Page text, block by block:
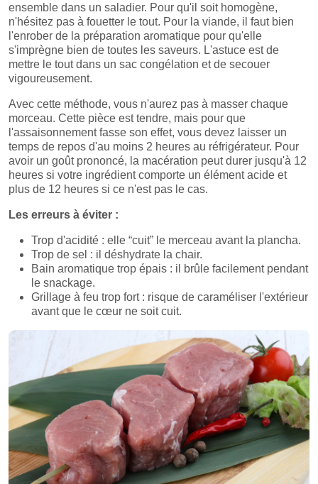
ensemble dans un saladier. Pour qu'il soit homogène,
n'hésitez pas à fouetter le tout. Pour la viande, il faut bien
l'enrober de la préparation aromatique pour qu'elle
s'imprègne bien de toutes les saveurs. L'astuce est de
mettre le tout dans un sac congélation et de secouer
vigoureusement.
Avec cette méthode, vous n'aurez pas à masser chaque
morceau. Cette pièce est tendre, mais pour que
l'assaisonnement fasse son effet, vous devez laisser un
temps de repos d'au moins 2 heures au réfrigérateur. Pour
avoir un goût prononcé, la macération peut durer jusqu'à 12
heures si votre ingrédient comporte un élément acide et
plus de 12 heures si ce n'est pas le cas.
Les erreurs à éviter :
Trop d'acidité : elle “cuit” le merceau avant la plancha.
Trop de sel : il déshydrate la chair.
Bain aromatique trop épais : il brûle facilement pendant
le snackage.
Grillage à feu trop fort : risque de caraméliser l'extérieur
avant que le cœur ne soit cuit.